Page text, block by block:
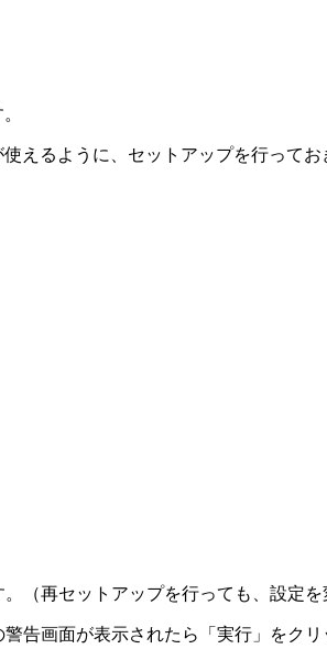
えるように、セットアップを行ってお
（再セットアップを行っても、設定
告画面が表示されたら「実行」をクリ